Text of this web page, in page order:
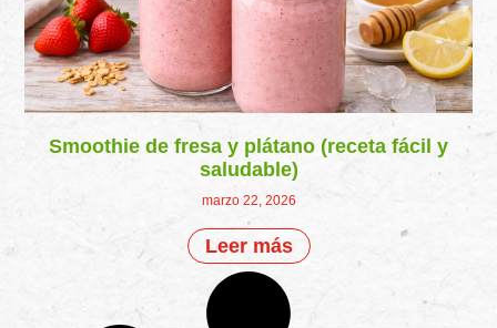
Smoothie de fresa y plátano (receta fácil y
saludable)
marzo 22, 2026
Leer más